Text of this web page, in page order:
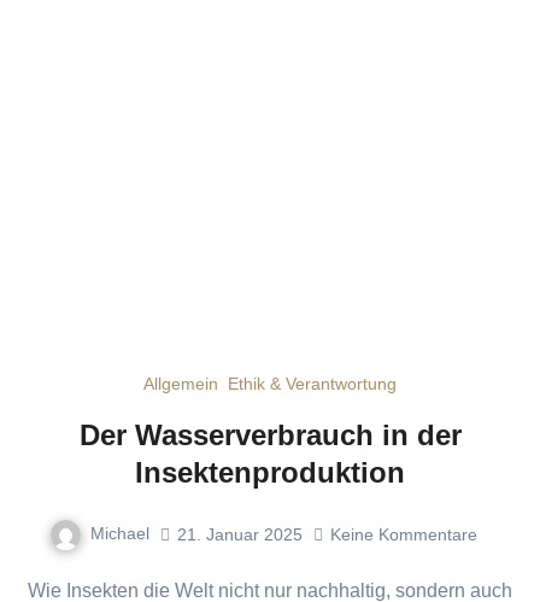
Allgemein Ethik & Verantwortung
Der Wasserverbrauch in der
Insektenproduktion
Michael 21. Januar 2025 Keine Kommentare
Wie Insekten die Welt nicht nur nachhaltig, sondern auch